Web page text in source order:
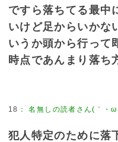
ですら落ちてる最中
いけど足からいかな
いうか頭から行って
時点であんまり落ち
18 ：名無しの読者さん(｀・ω
犯人特定のために